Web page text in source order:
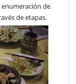
de
de etapas.